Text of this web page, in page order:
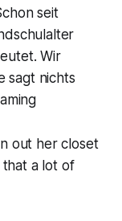
seit
Wir
sagt nichts
out her closet
a lot of